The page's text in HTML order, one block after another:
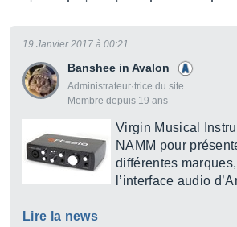
Banshee in Avalon
Administrateur·trice du site
Membre depuis 19 ans
19 Janvier 2017 à 00:21
Virgin Musical
NAMM pour
différentes
l’interface audio
Lire la news